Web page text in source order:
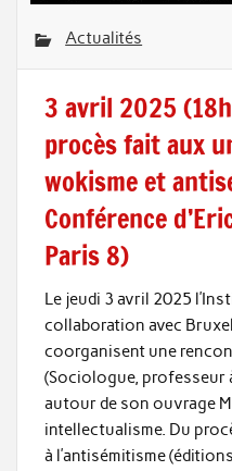
Actualités
3 avril 2025
procès fait aux
wokisme et
Conférence
Paris 8)
Le jeudi 3 avril 2025
collaboration avec
coorganisent une
(Sociologue, professeur
autour de son ouvrage
intellectualisme. Du
à l’antisémitisme